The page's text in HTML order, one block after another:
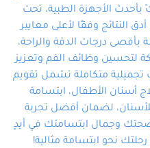
أيد أمينة تلبي احتياجاتك بكل
احترافية ودقة.
الأجهزة الطبية، تحت
النتائج وفقًا لأعلى معايير
بأقصى درجات الدقة والراحة،
لتحسين وظائف الفم وتعزيز
متكاملة تشمل تقويم
أسنان الأطفال، ابتسامة
لضمان أفضل تجربة
وجمال ابتسامتك في أيدٍ
نحو ابتسامة مثالية!